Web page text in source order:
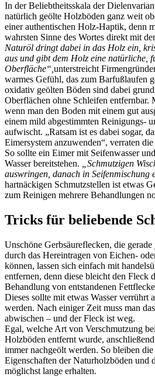
In der Beliebtheitsskala der
natürlich geölte Holzböden ganz weit
einer authentischen Holz-Haptik, denn
wahrsten Sinne des Wortes direkt mit
Naturöl dringt dabei in das Holz ein,
aus und gibt dem Holz eine natürliche,
Oberfläche“,unterstreicht
warmes Gefühl, das zum Barfußlaufen
oxidativ geölten Böden sind dabei
Oberflächen ohne Schleifen entfernbar.
wenn man den Boden mit einem gut
einem mild abgestimmten Reinigungs-
aufwischt. „Ratsam ist es dabei sogar,
Eimersystem anzuwenden“, verraten
So sollte ein Eimer mit Seifenwasser
Wasser bereitstehen. „Schmutzigen
auswringen, danach in Seifenmischung
hartnäckigen Schmutzstellen ist etwas
zum Reinigen mehrere Behandlungen
Tricks für beliebende
Unschöne Gerbsäureflecken, die
durch das Hereintragen von Eichen-
können, lassen sich einfach mit
entfernen, denn diese bleicht den Fleck
Behandlung von entstandenen
Dieses sollte mit etwas Wasser verrührt
werden. Nach einiger Zeit muss man
abwischen – und der Fleck ist weg.
Egal, welche Art von Verschmutzung
Holzböden entfernt wurde,
immer nachgeölt werden. So bleiben die
Eigenschaften der Naturholzböden und
möglichst lange erhalten.